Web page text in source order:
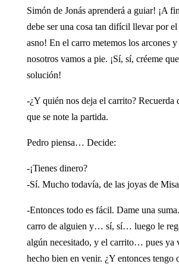
Simón de Jonás aprenderá a guiar! ¡A
debe ser una cosa tan difícil llevar por el
asno! En el carro metemos los arcones
nosotros vamos a pie. ¡Sí, sí, créeme
solución!
-¿Y quién nos deja el carrito? Recuerda
que se note la partida.
Pedro piensa… Decide:
-¡Tienes dinero?
-Sí. Mucho todavía, de las joyas de
-Entonces todo es fácil. Dame una
carro de alguien y… sí, sí… luego le
algún necesitado, y el carrito… pues
hecho bien en venir. ¿Y entonces tengo